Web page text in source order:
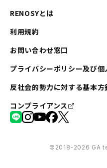
RENOSYとは
利用規約
お問い合わせ窓口
プライバシーポリシー及び
反社会的勢力に対する基本方
コンプライアンス
©︎2018-2026 GA